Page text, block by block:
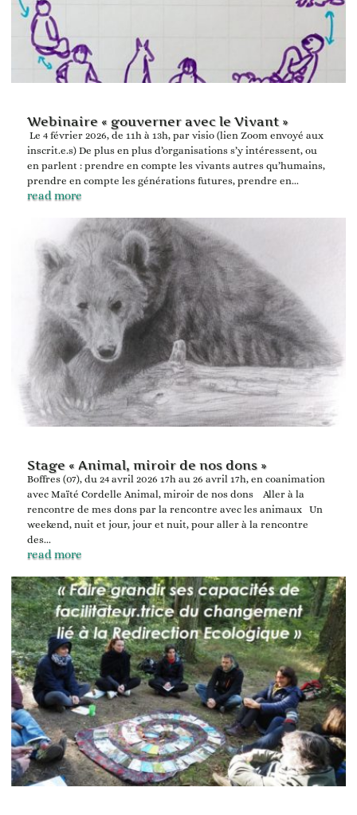
Webinaire « gouverner avec le Vivant »
Le 4 février 2026, de 11h à 13h, par visio (lien Zoom envoyé aux
inscrit.e.s) De plus en plus d’organisations s’y intéressent, ou
en parlent : prendre en compte les vivants autres qu’humains,
prendre en compte les générations futures, prendre en...
read more
Stage « Animal, miroir de nos dons »
Boffres (07), du 24 avril 2026 17h au 26 avril 17h, en coanimation
avec Maïté Cordelle Animal, miroir de nos dons Aller à la
rencontre de mes dons par la rencontre avec les animaux Un
weekend, nuit et jour, jour et nuit, pour aller à la rencontre
des...
read more